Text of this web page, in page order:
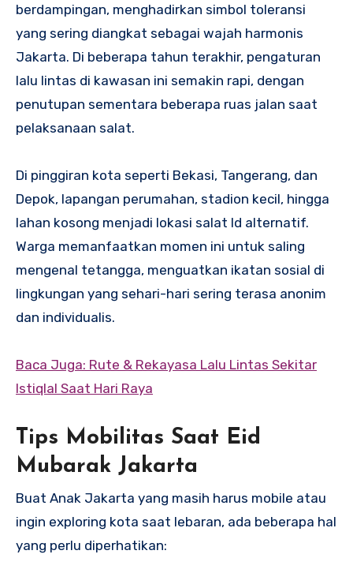
berdampingan, menghadirkan simbol toleransi
yang sering diangkat sebagai wajah harmonis
Jakarta. Di beberapa tahun terakhir, pengaturan
lalu lintas di kawasan ini semakin rapi, dengan
penutupan sementara beberapa ruas jalan saat
pelaksanaan salat.
Di pinggiran kota seperti Bekasi, Tangerang, dan
Depok, lapangan perumahan, stadion kecil, hingga
lahan kosong menjadi lokasi salat Id alternatif.
Warga memanfaatkan momen ini untuk saling
mengenal tetangga, menguatkan ikatan sosial di
lingkungan yang sehari-hari sering terasa anonim
dan individualis.
Baca Juga: Rute & Rekayasa Lalu Lintas Sekitar
Istiqlal Saat Hari Raya
Tips Mobilitas Saat Eid
Mubarak Jakarta
Buat Anak Jakarta yang masih harus mobile atau
ingin exploring kota saat lebaran, ada beberapa hal
yang perlu diperhatikan: